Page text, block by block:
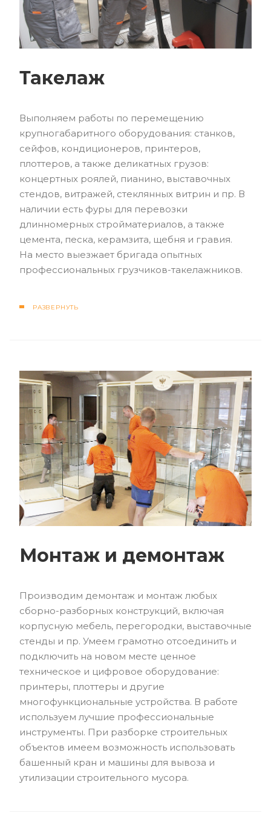
Такелаж
Выполняем работы по перемещению
крупногабаритного оборудования: станков,
сейфов, кондиционеров, принтеров,
плоттеров, а также деликатных грузов:
концертных роялей, пианино, выставочных
стендов, витражей, стеклянных витрин и пр. В
наличии есть фуры для перевозки
длинномерных стройматериалов, а также
цемента, песка, керамзита, щебня и гравия.
На место выезжает бригада опытных
профессиональных грузчиков-такелажников.
РАЗВЕРНУТЬ
Монтаж и демонтаж
Производим демонтаж и монтаж любых
сборно-разборных конструкций, включая
корпусную мебель, перегородки, выставочные
стенды и пр. Умеем грамотно отсоединить и
подключить на новом месте ценное
техническое и цифровое оборудование:
принтеры, плоттеры и другие
многофункциональные устройства. В работе
используем лучшие профессиональные
инструменты. При разборке строительных
объектов имеем возможность использовать
башенный кран и машины для вывоза и
утилизации строительного мусора.